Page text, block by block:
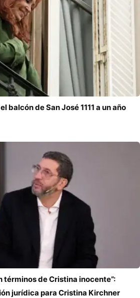
balcón de San José 1111 a un año
términos de Cristina inocente”:
jurídica para Cristina Kirchner